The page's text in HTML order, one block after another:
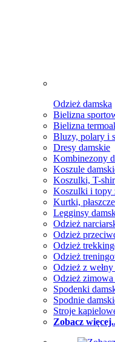
Odzież damska
Bielizna
Bielizna
Bluzy, polary i
Dresy damskie
Kombinezony
Koszule
Koszulki, T-
Koszulki i topy
Kurtki,
Legginsy
Odzież
Odzież
Odzież
Odzież
Odzież z
Odzież zimowa
Spodenki
Spodnie
Stroje
Zobacz